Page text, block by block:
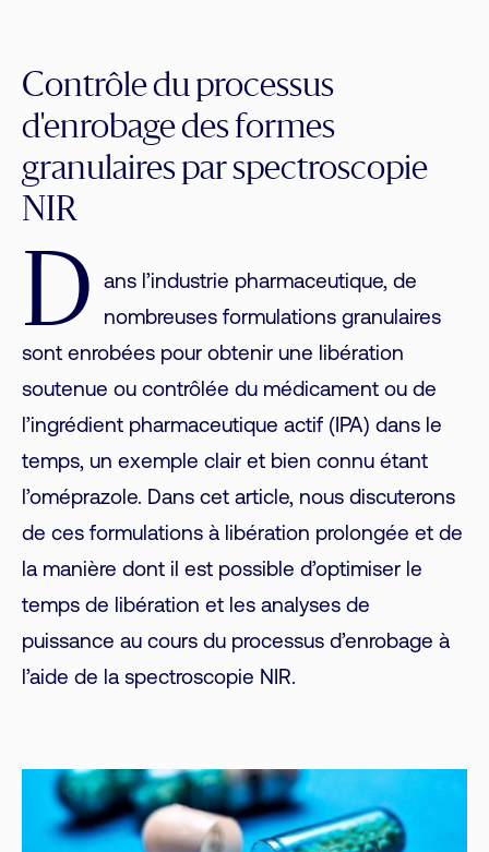
Contrôle du processus
d'enrobage des formes
granulaires par spectroscopie
NIR
D
ans l’industrie pharmaceutique, de
nombreuses formulations granulaires
sont enrobées pour obtenir une libération
soutenue ou contrôlée du médicament ou de
l’ingrédient pharmaceutique actif (IPA) dans le
temps, un exemple clair et bien connu étant
l’oméprazole. Dans cet article, nous discuterons
de ces formulations à libération prolongée et de
la manière dont il est possible d’optimiser le
temps de libération et les analyses de
puissance au cours du processus d’enrobage à
l’aide de la spectroscopie NIR.